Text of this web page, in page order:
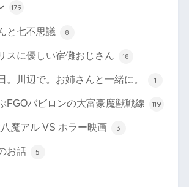
179
と七不思議 8
スに優しい宿儺おじさん 18
。川辺で。お姉さんと一緒に。 1
FGOバビロンの大富豪魔獣戦線 119
魔アル VS ホラー映画 3
お話 5